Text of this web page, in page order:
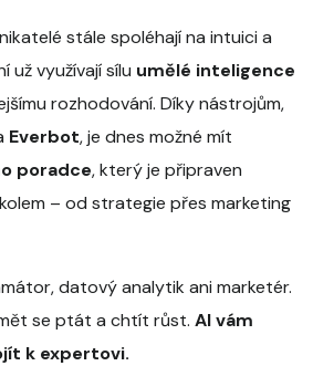
stále spoléhají na intuici a
už využívají sílu umělé inteligence
rozhodování. Díky nástrojům,
Everbot, je dnes možné mít
poradce, který je připraven
– od strategie přes marketing
datový analytik ani marketér.
se ptát a chtít růst. AI vám
k expertovi.